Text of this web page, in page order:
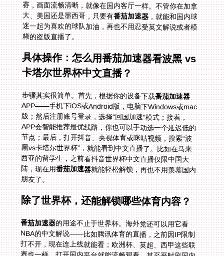
大、美国还是墨西哥，只要有番茄加速器，就能和国内球
迷一起为喜欢的球队加油，再也不用忍受英文解说或者模
糊的盗版直播了。
具体操作：怎么用番茄加速器看波黑 vs
卡塔尔世界杯中文直播？
步骤其实很简单。首先，根据你的设备下载番茄加速器
APP——手机下iOS或Android版，电脑下Windows或mac
版；然后注册账号登录，选择“回国加速”模式；接着，
APP会智能推荐最优线路，你也可以手动选一个延迟低的
节点；最后，打开抖音、央视体育或咪咕视频，搜索“波
黑vs卡塔尔世界杯”，就能看到中文直播了。比如在马来
西亚的留学生，之前看抖音世界杯中文直播仅限中国大
陆，现在用番茄加速器就能轻松解锁，再也不用羡慕国内
朋友了。
除了世界杯，还能解锁哪些体育内容？
番茄加速器的用途不止于世界杯。海外党还可以用它看
NBA的中文解说——比如腾讯体育的直播，之前因IP限制
打不开，现在连上线就能看；欧洲杯、英超、西甲这些联
赛也一样，打开国内平台就能流畅观看。甚至平时刷国内
短视频、看电视剧，都能用到它，让你在海外也能感受到